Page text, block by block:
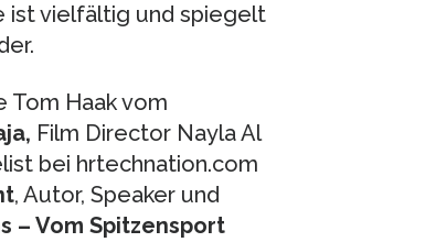
ist vielfältig und spiegelt
Tom Haak vom
Film Director Nayla Al
bei hrtechnation.com
, Autor, Speaker und
– Vom Spitzensport